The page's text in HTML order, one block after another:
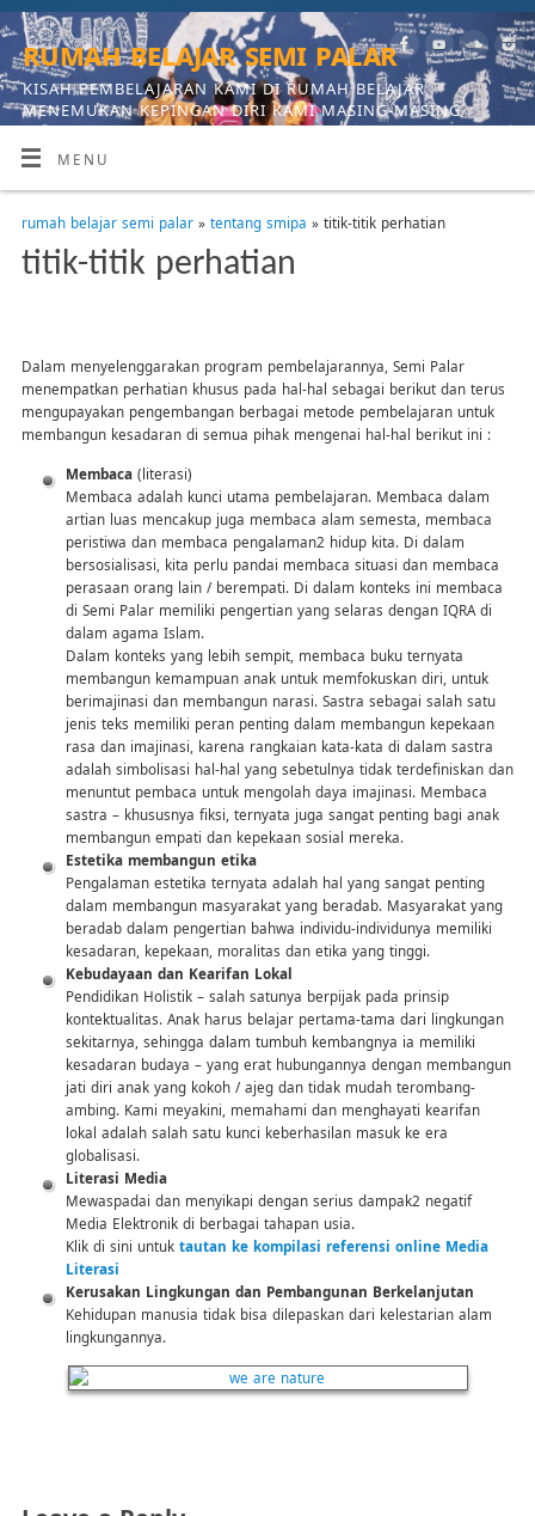
rumah belajar semi palar
KISAH PEMBELAJARAN KAMI DI RUMAH BELAJAR,
MENEMUKAN KEPINGAN DIRI KAMI MASING-MASING
MENU
rumah belajar semi palar» tentang smipa » titik-titik perhatian
titik-titik perhatian
Dalam menyelenggarakan program pembelajarannya, Semi Palar
menempatkan perhatian khusus pada hal-hal sebagai berikut dan terus
mengupayakan pengembangan berbagai metode pembelajaran untuk
membangun kesadaran di semua pihak mengenai hal-hal berikut ini :
Membaca (literasi)
Membaca adalah kunci utama pembelajaran. Membaca dalam
artian luas mencakup juga membaca alam semesta, membaca
peristiwa dan membaca pengalaman2 hidup kita. Di dalam
bersosialisasi, kita perlu pandai membaca situasi dan membaca
perasaan orang lain / berempati. Di dalam konteks ini membaca
di Semi Palar memiliki pengertian yang selaras dengan IQRA di
dalam agama Islam.
Dalam konteks yang lebih sempit, membaca buku ternyata
membangun kemampuan anak untuk memfokuskan diri, untuk
berimajinasi dan membangun narasi. Sastra sebagai salah satu
jenis teks memiliki peran penting dalam membangun kepekaan
rasa dan imajinasi, karena rangkaian kata-kata di dalam sastra
adalah simbolisasi hal-hal yang sebetulnya tidak terdefiniskan dan
menuntut pembaca untuk mengolah daya imajinasi. Membaca
sastra – khususnya fiksi, ternyata juga sangat penting bagi anak
membangun empati dan kepekaan sosial mereka.
Estetika membangun etika
Pengalaman estetika ternyata adalah hal yang sangat penting
dalam membangun masyarakat yang beradab. Masyarakat yang
beradab dalam pengertian bahwa individu-individunya memiliki
kesadaran, kepekaan, moralitas dan etika yang tinggi.
Kebudayaan dan Kearifan Lokal
Pendidikan Holistik – salah satunya berpijak pada prinsip
kontektualitas. Anak harus belajar pertama-tama dari lingkungan
sekitarnya, sehingga dalam tumbuh kembangnya ia memiliki
kesadaran budaya – yang erat hubungannya dengan membangun
jati diri anak yang kokoh / ajeg dan tidak mudah terombang-
ambing. Kami meyakini, memahami dan menghayati kearifan
lokal adalah salah satu kunci keberhasilan masuk ke era
globalisasi.
Literasi Media
Mewaspadai dan menyikapi dengan serius dampak2 negatif
Media Elektronik di berbagai tahapan usia.
Klik di sini untuktautan ke kompilasi referensi online Media
Literasi
Kerusakan Lingkungan dan Pembangunan Berkelanjutan
Kehidupan manusia tidak bisa dilepaskan dari kelestarian alam
lingkungannya.